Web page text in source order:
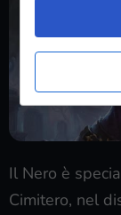
Il Nero è
Cimitero, nel